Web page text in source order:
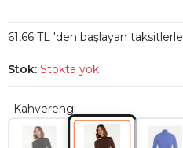
61,66 TL 'den başlayan taksitlerle
Stok: Stokta yok
: Kahverengi